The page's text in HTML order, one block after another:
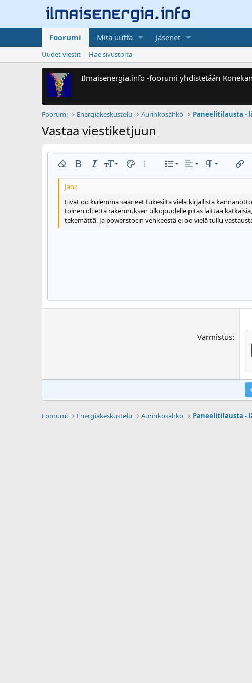
Foorumi Mitä uutta Jäsenet
Uudet viestit Hae sivustolta
Ilmaisenergia.info -foorumi yhdistetään
Foorumi Energiakeskustelu Aurinkosähkö
Vastaa viestiketjuun
Poista muotoilu
LihavoituKursivoitu
Fonttikoko
9
12
15
Tekstin väriEnemmän valintoja...
LuetteloNumeroitu
Suurenna
Pienennä
Tasaus
Tasaa vasemmalle
Tasaa oikealle
Tasaa teksti
Normal
Otsake 2
Kirjasinperhe
Book Antiqua
Courier New
Yliviivaa
Lisää vaakaviiva
Spoileri
Eivät oo kulemma saaneet tukesilta vielä kirjallista
toinen oli että rakennuksen ulkopuolelle pitäs laittaa
tekemättä. Ja powerstocin vehkeestä ei oo vielä tullu
Varmistus
Foorumi Energiakeskustelu Aurinkosähkö